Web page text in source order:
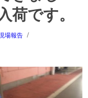
です。
場報告 /